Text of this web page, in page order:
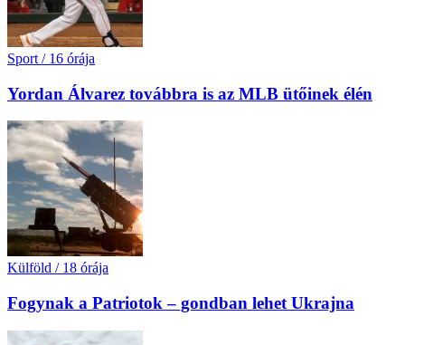
Sport / 16 órája
Yordan Álvarez továbbra is az MLB ütőinek élén
Külföld / 18 órája
Fogynak a Patriotok – gondban lehet Ukrajna